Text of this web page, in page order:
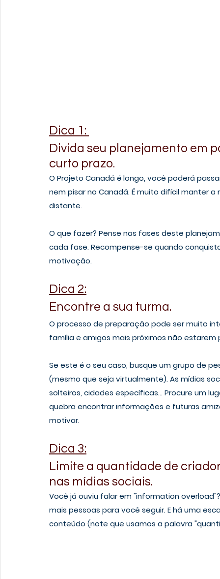
Dica 1:
Divida seu planejamento em
curto prazo.
O Projeto Canadá é longo, você poderá
nem pisar no Canadá. É muito difícil manter
distante.
O que fazer? Pense nas fases deste
cada fase. Recompense-se quando
motivação.
Dica 2:
Encontre a sua turma.
O processo de preparação pode ser muito
família e amigos mais próximos não
Se este é o seu caso, busque um grupo de
(mesmo que seja virtualmente). As mídias
solteiros, cidades específicas... Procure um
quebra encontrar informações e futuras
motivar.
Dica 3:
Limite a quantidade de
nas mídias sociais.
Você já ouviu falar em "information
mais pessoas para você seguir. E há uma
conteúdo (note que usamos a palavra